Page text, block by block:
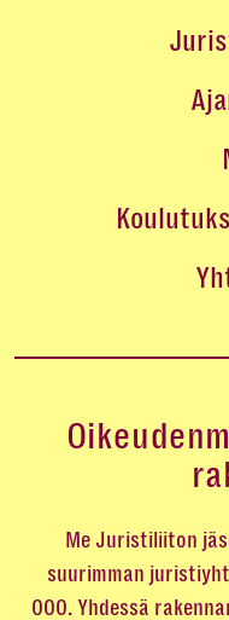
Me Juristiliiton
suurimman
000. Yhdessä